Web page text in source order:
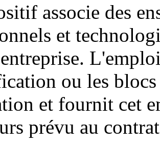
associe des
et
ou les blocs
et fournit cet
prévu au